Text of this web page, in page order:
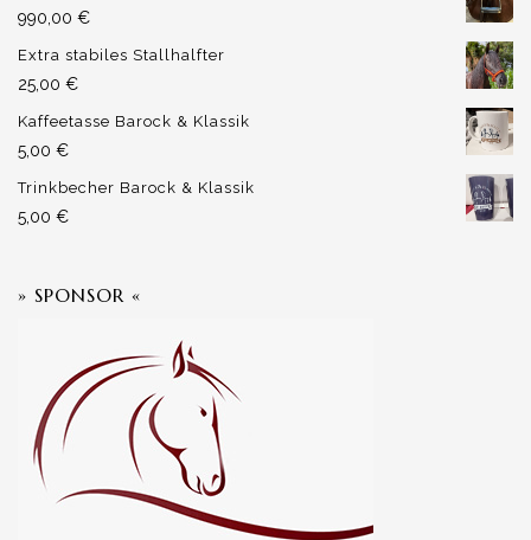
990,00 €
Extra stabiles Stallhalfter
25,00 €
Kaffeetasse Barock & Klassik
5,00 €
Trinkbecher Barock & Klassik
5,00 €
» SPONSOR «